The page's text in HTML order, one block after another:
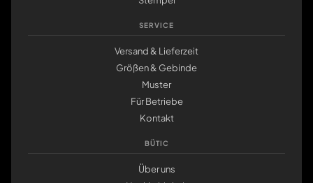
SERVICE
Versand & Lieferzeit
Größen & Gebinde
Muster
Für Betriebe
Kontakt
BÜTIC
Über uns